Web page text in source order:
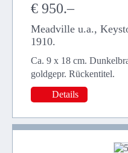
€ 950.–
Meadville u.a.,
1910.
Ca. 9 x 18 cm.
goldgepr. Rückentitel.
Details